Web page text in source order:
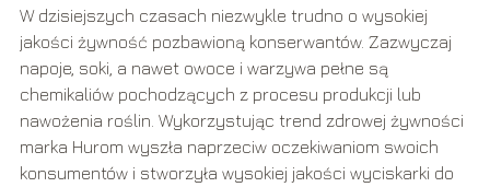
W dzisiejszych czasach niezwykle trudno o wysokiej
jakości żywność pozbawioną konserwantów. Zazwyczaj
napoje, soki, a nawet owoce i warzywa pełne są
chemikaliów pochodzących z procesu produkcji lub
nawożenia roślin. Wykorzystując trend zdrowej żywności
marka Hurom wyszła naprzeciw oczekiwaniom swoich
konsumentów i stworzyła wysokiej jakości wyciskarki do